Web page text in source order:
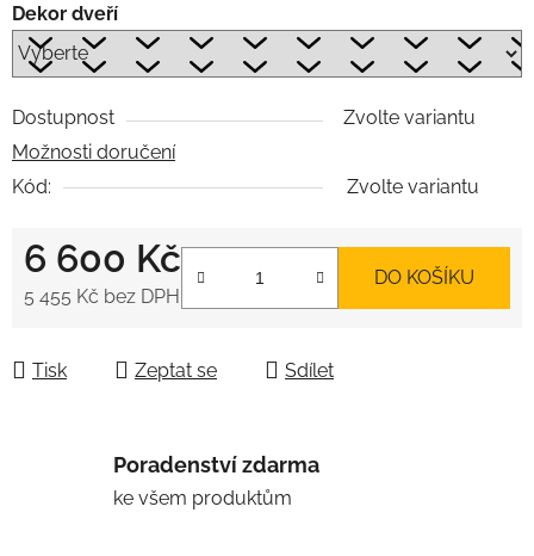
Dekor dveří
Dostupnost
Zvolte variantu
Možnosti doručení
Kód:
Zvolte variantu
6 600 Kč
5 455 Kč bez DPH
DO KOŠÍKU
Tisk Zeptat se Sdílet
Poradenství zdarma
ke všem produktům